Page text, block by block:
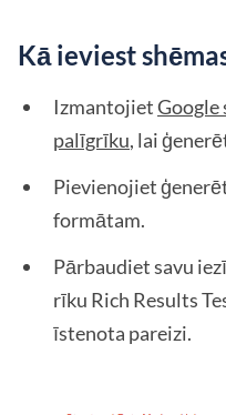
Kā ieviest
IzmantojietGoogle
palīgrīku, lai
Pievienojiet
formātam.
Pārbaudiet savu
rīku Rich Results
īstenota pareizi.